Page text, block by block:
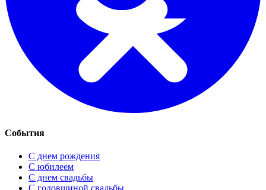
События
С днем рождения
С юбилеем
С днем свадьбы